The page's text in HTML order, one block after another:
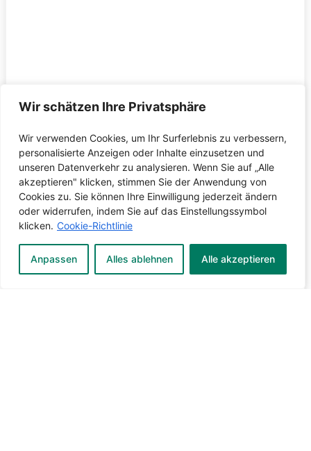
Wir schätzen Ihre Privatsphäre
Wir verwenden Cookies, um Ihr Surferlebnis zu verbessern,
personalisierte Anzeigen oder Inhalte einzusetzen und
unseren Datenverkehr zu analysieren. Wenn Sie auf „Alle
akzeptieren" klicken, stimmen Sie der Anwendung von
Cookies zu. Sie können Ihre Einwilligung jederzeit ändern
oder widerrufen, indem Sie auf das Einstellungssymbol
klicken. Cookie-Richtlinie
Anpassen Alles ablehnen Alle akzeptieren